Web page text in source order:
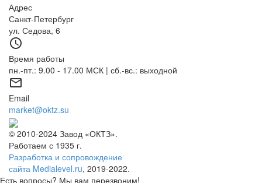
Адрес
Санкт-Петербург
ул. Седова, 6
access_time
Время работы
пн.-пт.: 9.00 - 17.00 МСК | сб.-вс.: выходной
mail_outline
Email
market@oktz.su
© 2010-2024 Завод «ОКТЗ».
Работаем с 1935 г.
Разработка и сопровождение
сайта Medialevel.ru, 2019-2022.
Есть вопросы? Мы вам перезвоним!